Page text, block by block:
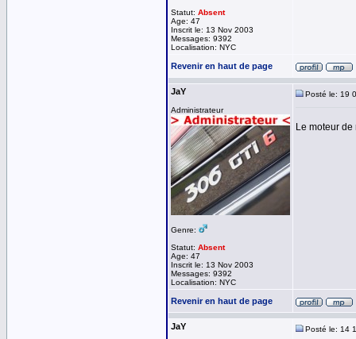
Statut: Absent
Age: 47
Inscrit le: 13 Nov 2003
Messages: 9392
Localisation: NYC
Revenir en haut de page
JaY
Administrateur
Genre:
Statut: Absent
Age: 47
Inscrit le: 13 Nov 2003
Messages: 9392
Localisation: NYC
Posté le: 19
Le moteur
Revenir en haut de page
JaY Posté le: 14